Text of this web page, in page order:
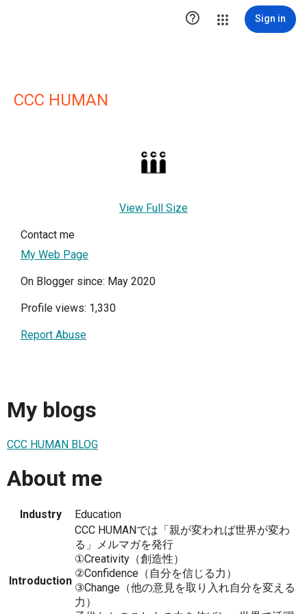
 Sign in
CCC HUMAN
View Full Size
Contact me
My Web Page
On Blogger since: May 2020
Profile views: 1,330
Report Abuse
My blogs
CCC HUMAN BLOG
About me
Industry Education
Introduction
CCC HUMANでは「親が変われば世界が変わ
る」メルマガを発行
①Creativity（創造性）
②Confidence（自分を信じる力）
③Change（他の意見を取り入れ自分を変える
力）